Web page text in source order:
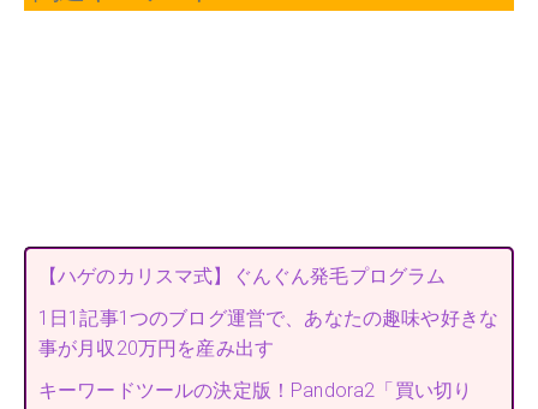
【ハゲのカリスマ式】ぐんぐん発毛プログラム
1日1記事1つのブログ運営で、あなたの趣味や好きな
事が月収20万円を産み出す
キーワードツールの決定版！Pandora2「買い切り